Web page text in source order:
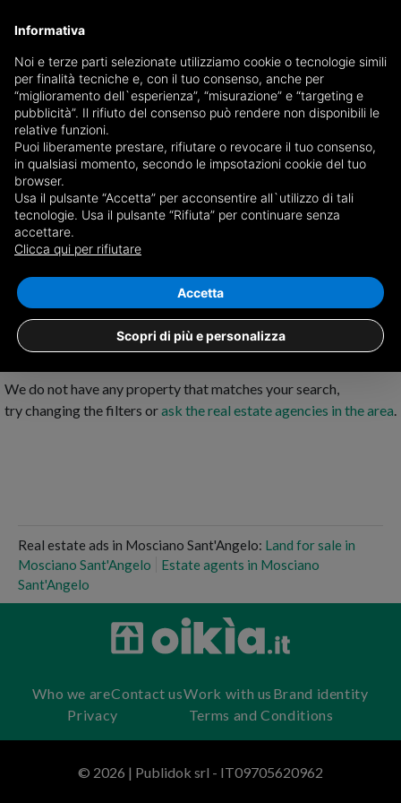
Receive a copy of the newspaper by mail
Choose newspaper
No results for
Sant'Angelo
We do not have any property that matches your search,
try changing the filters orask the real estate agencies in the area.
Real estate ads in Mosciano Sant'Angelo: Land for sale in
Mosciano Sant'Angelo
Estate agents in Mosciano
Sant'Angelo
Who we areContact usWork with us Brand identity
Privacy
Terms and Conditions
© 2026 | Publidok srl - IT09705620962
Informativa
Noi e terze parti selezionate utilizziamo cookie o tecnologie simili
per finalità tecniche e, con il tuo consenso, anche per
“miglioramento dell`esperienza”, “misurazione” e “targeting e
pubblicità”. Il rifiuto del consenso può rendere non disponibili le
relative funzioni.
Puoi liberamente prestare, rifiutare o revocare il tuo consenso,
in qualsiasi momento, secondo le impsotazioni cookie del tuo
browser.
Usa il pulsante “Accetta” per acconsentire all`utilizzo di tali
tecnologie. Usa il pulsante “Rifiuta” per continuare senza
accettare.
Clicca qui per rifiutare
Scopri di più e personalizza
Accetta